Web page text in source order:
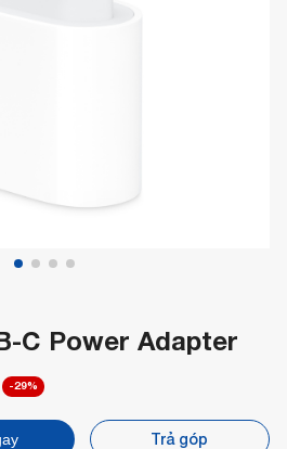
C Power Adapter
-29%
Trả góp